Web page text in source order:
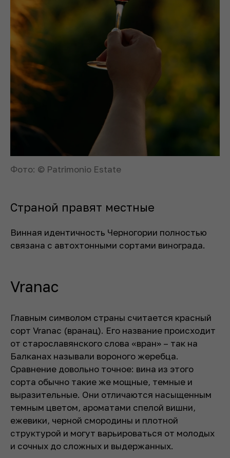
Фото: © Patrimonio Estate
Страной правят местные
Винная идентичность Черногории полностью
связана с автохтонными сортами винограда.
Vranac
Главным символом страны считается красный
сорт Vranac (вранац). Его название происходит
от старославянского слова «вран» – так на
Балканах называли вороного жеребца.
Сравнение довольно точное: вина из этого
сорта обычно такие же мощные, темные и
выразительные. Они отличаются насыщенным
темным цветом, ароматами спелой вишни,
ежевики, черной смородины и плотной
структурой и могут варьироваться от молодых
и сочных до сложных и выдержанных.